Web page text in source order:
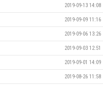
2019-09-13 14:08
2019-09-09 11:16
2019-09-06 13:26
2019-09-03 12:51
2019-09-01 14:09
2019-08-26 11:58